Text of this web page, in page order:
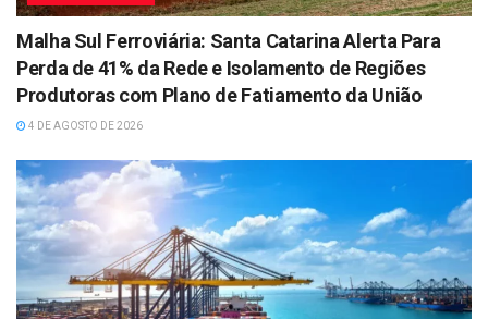
Malha Sul Ferroviária: Santa Catarina Alerta Para
Perda de 41% da Rede e Isolamento de Regiões
Produtoras com Plano de Fatiamento da União
4 DE AGOSTO DE 2026